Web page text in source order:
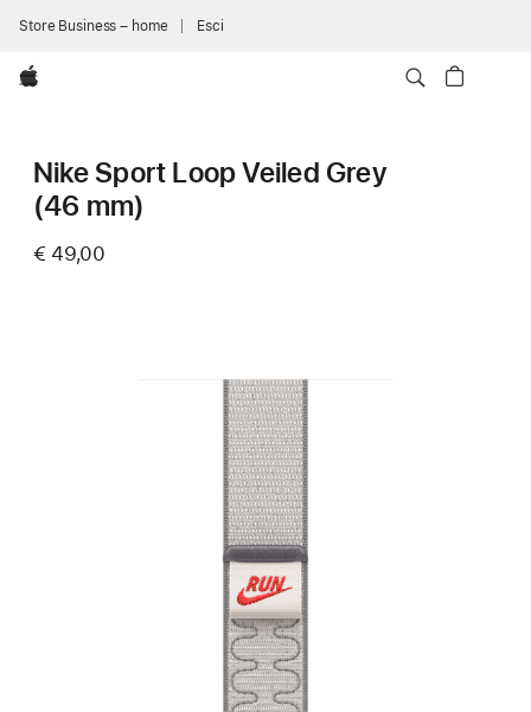
Store Business – home Esci
Apple
Nike Sport Loop Veiled Grey
(46 mm)
€ 49,00